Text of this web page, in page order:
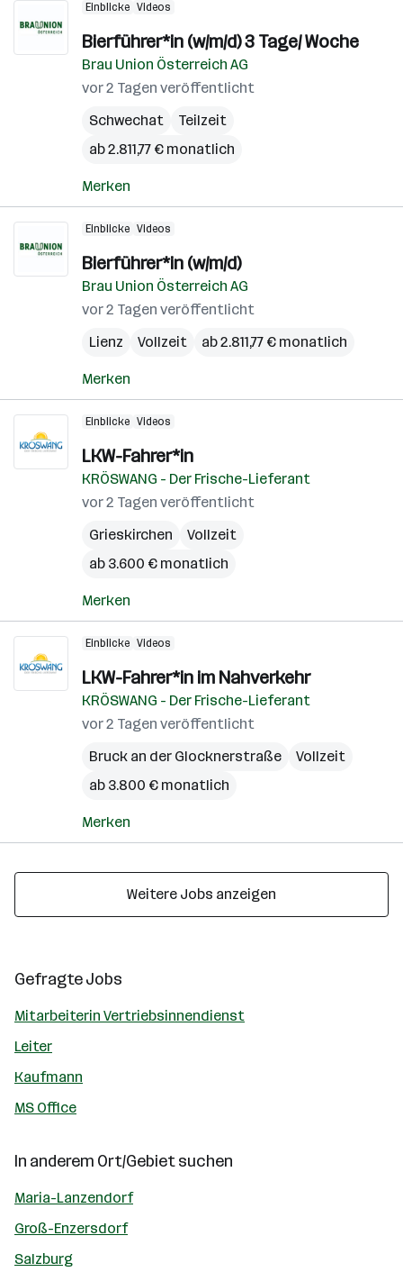
Einblicke Videos
Bierführer*in (w/m/d) 3 Tage/ Woche
Brau Union Österreich AG
vor 2 Tagen veröffentlicht
Schwechat
Teilzeit
ab 2.811,77 € monatlich
Merken
Einblicke Videos
Bierführer*in (w/m/d)
Brau Union Österreich AG
vor 2 Tagen veröffentlicht
Lienz
Vollzeit ab 2.811,77 € monatlich
Merken
Einblicke Videos
LKW-Fahrer*in
KRÖSWANG - Der Frische-Lieferant
vor 2 Tagen veröffentlicht
Grieskirchen
Vollzeit
ab 3.600 € monatlich
Merken
Einblicke Videos
LKW-Fahrer*in im Nahverkehr
KRÖSWANG - Der Frische-Lieferant
vor 2 Tagen veröffentlicht
Bruck an der Glocknerstraße
Vollzeit
ab 3.800 € monatlich
Merken
Weitere Jobs anzeigen
Gefragte Jobs
Mitarbeiterin Vertriebsinnendienst
Leiter
Kaufmann
MS Office
In anderem Ort/Gebiet suchen
Maria-Lanzendorf
Groß-Enzersdorf
Salzburg